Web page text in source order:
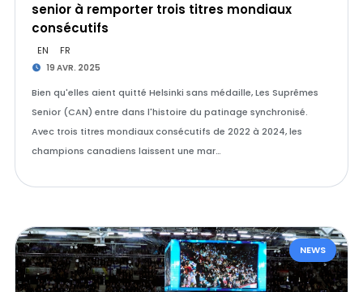
senior à remporter trois titres mondiaux
consécutifs
EN FR
19 AVR. 2025
Bien qu'elles aient quitté Helsinki sans médaille, Les Suprêmes
Senior (CAN) entre dans l'histoire du patinage synchronisé.
Avec trois titres mondiaux consécutifs de 2022 à 2024, les
champions canadiens laissent une mar…
NEWS